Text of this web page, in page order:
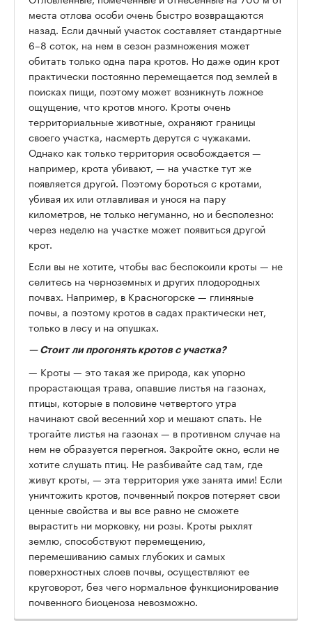
места отлова особи очень быстро возвращаются
назад. Если дачный участок составляет стандартные
6–8 соток, на нем в сезон размножения может
обитать только одна пара кротов. Но даже один крот
практически постоянно перемещается под землей в
поисках пищи, поэтому может возникнуть ложное
ощущение, что кротов много. Кроты очень
территориальные животные, охраняют границы
своего участка, насмерть дерутся с чужаками.
Однако как только территория освобождается —
например, крота убивают, — на участке тут же
появляется другой. Поэтому бороться с кротами,
убивая их или отлавливая и унося на пару
километров, не только негуманно, но и бесполезно:
через неделю на участке может появиться другой
крот.
Если вы не хотите, чтобы вас беспокоили кроты — не
селитесь на черноземных и других плодородных
почвах. Например, в Красногорске — глиняные
почвы, а поэтому кротов в садах практически нет,
только в лесу и на опушках.
— Стоит ли прогонять кротов с участка?
— Кроты — это такая же природа, как упорно
прорастающая трава, опавшие листья на газонах,
птицы, которые в половине четвертого утра
начинают свой весенний хор и мешают спать. Не
трогайте листья на газонах — в противном случае на
нем не образуется перегноя. Закройте окно, если не
хотите слушать птиц. Не разбивайте сад там, где
живут кроты, — эта территория уже занята ими! Если
уничтожить кротов, почвенный покров потеряет свои
ценные свойства и вы все равно не сможете
вырастить ни морковку, ни розы. Кроты рыхлят
землю, способствуют перемещению,
перемешиванию самых глубоких и самых
поверхностных слоев почвы, осуществляют ее
круговорот, без чего нормальное функционирование
почвенного биоценоза невозможно.